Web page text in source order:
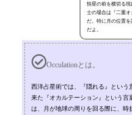
恒星の前を横切る
士の場合は『二重オ
だ。特に月の位置
だよ。
Occulationとは。
西洋占星術では、『隠れる』という
来た『オカルテーション』という言
は、月が地球の周りを回る際に、時